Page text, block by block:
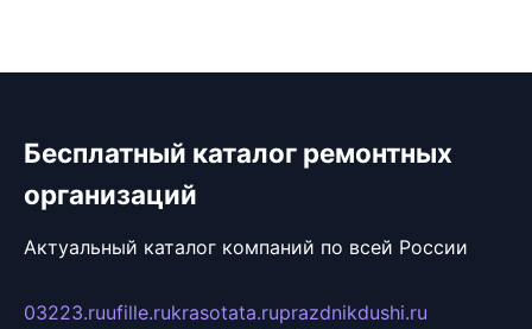
Бесплатный каталог ремонтных
организаций
Актуальный каталог компаний по всей России
03223.ruufille.rukrasotata.ruprazdnikdushi.ru